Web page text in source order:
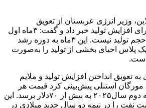
وزیر انرژی عربستان از تعویق
برنامه‌های اوپک پلاس برای افزایش تولید خبر داد و گفت: ۳‌ماه اول
دوره خوبی برای احیای حجم تولید نیست. این ۳‌ماه به دوره رشد
پلاس احیای بخشی از تولید را به‌صورت
است.
تعویق انداختن افزایش تولید و ملایم
استنلی پیش‌بینی کرد قیمت هر
بشکه نفت برنت در نیمه دوم سال۲۰۲۵ به بیش از ۷۰دلار برسد. این
نفت را در نیمه دو سال جدید میلادی در